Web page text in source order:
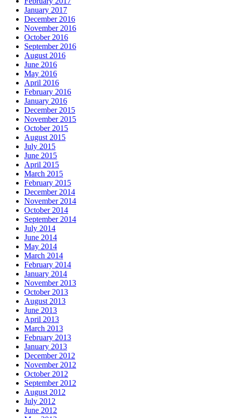
January 2017
December 2016
November 2016
October 2016
September 2016
August 2016
June 2016
May 2016
April 2016
February 2016
January 2016
December 2015
November 2015
October 2015
August 2015
July 2015
June 2015
April 2015
March 2015
February 2015
December 2014
November 2014
October 2014
September 2014
July 2014
June 2014
May 2014
March 2014
February 2014
January 2014
November 2013
October 2013
August 2013
June 2013
April 2013
March 2013
February 2013
January 2013
December 2012
November 2012
October 2012
September 2012
August 2012
July 2012
June 2012